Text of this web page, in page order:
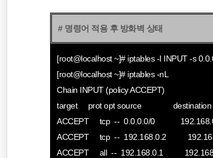
# 명령어 적용 후 방화벽 상태
[root@localhost ~]# iptables -I INPUT -s
[root@localhost ~]# iptables -nL
Chain INPUT (policy ACCEPT)
target prot opt source
ACCEPT tcp -- 0.0.0.0/0
ACCEPT tcp -- 192.168.0.2
ACCEPT all -- 192.168.0.1